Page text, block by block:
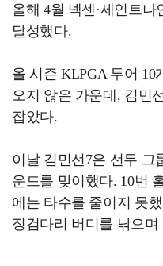
올해 4월 넥센·세인트
달성했다.
올 시즌 KLPGA 투어
오지 않은 가운데, 김민
잡았다.
이날 김민선7은 선두 그
운드를 맞이했다. 10번
에는 타수를 줄이지 못
징검다리 버디를 낚으